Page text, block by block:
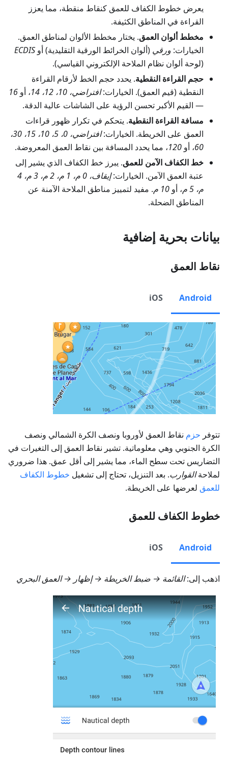
يعرض خطوط الكفاف للعمق كنقاط منقطة، مما يعزز
القراءة في المناطق الكثيفة.
مخطط ألوان العمق. يختار مخطط الألوان لمناطق العمق.
الخيارات: ورقي (ألوان الخرائط الورقية التقليدية) أو ECDIS
(لوحة ألوان نظام الملاحة الإلكتروني القياسي).
حجم القراءة النقطية. يحدد حجم الخط لأرقام القراءة
النقطية (قيم العمق). الخيارات:افتراضي، 10، 12، 14 ، أو 16
— القيم الأكبر تحسن الرؤية على الشاشات عالية الدقة.
مسافة القراءة النقطية. يتحكم في تكرار ظهور قراءات
العمق على الخريطة. الخيارات:
افتراضي، 0، 5، 10، 15، 30،
60، أو 120، مما يحدد المسافة بين نقاط العمق المعروضة.
خط الكفاف الآمن للعمق. يبرز خط الكفاف الذي يشير إلى
عتبة العمق الآمن. الخيارات:
إيقاف، 0 م، 1 م، 2 م، 3 م، 4
م، 5 م
، أو 10 م
. مفيد لتمييز مناطق الملاحة الآمنة عن
المناطق الضحلة.
بيانات بحرية إضافية
نقاط العمق
Android
iOS
تتوفر حزم نقاط العمق لأوروبا ونصف الكرة الشمالي ونصف
الكرة الجنوبي وهي معلوماتية. تشير نقاط العمق إلى التغيرات في
التضاريس تحت سطح الماء، مما يشير إلى أقل عمق. هذا ضروري
لملاحةالقوارب. بعد التنزيل، تحتاج إلى تشغيل خطوط الكفاف
للعمق لعرضها على الخريطة.
خطوط الكفاف للعمق
Android
iOS
اذهب إلى:القائمة → ضبط الخريطة → إظهار → العمق البحري